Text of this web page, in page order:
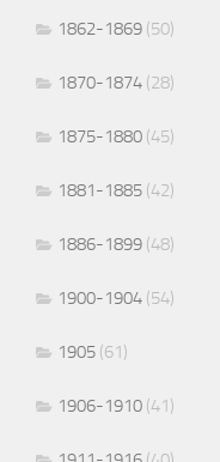
1862-1869 (50)
1870-1874 (28)
1875-1880 (45)
1881-1885 (42)
1886-1899 (48)
1900-1904 (54)
1905 (61)
1906-1910 (41)